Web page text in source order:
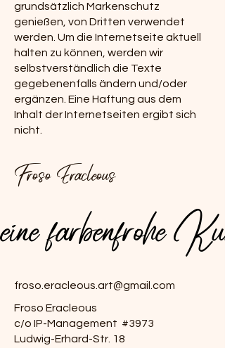
grundsätzlich Markenschutz
genießen, von Dritten verwendet
werden. Um die Internetseite aktuell
halten zu können, werden wir
selbstverständlich die Texte
gegebenenfalls ändern und/oder
ergänzen. Eine Haftung aus dem
Inhalt der Internetseiten ergibt sich
nicht.
Froso Eracleous
farbenfrohe
farbenfrohe
froso.eracleous.art@gmail.com
Froso Eracleous
c/o IP-Management #3973
Ludwig-Erhard-Str. 18